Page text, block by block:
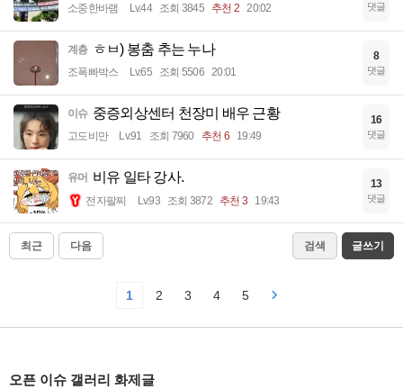
소중한바램 Lv.44 조회 3845 추천 2 20:02 댓글
계층 ㅎㅂ) 봉춤 추는 누나
조폭빠박스 Lv.65 조회 5506 20:01
8
댓글
이슈 중증외상센터 천장미 배우 근황
고도비만 Lv.91 조회 7960 추천 6 19:49
16
댓글
유머 비유 일타 강사.
전자팔찌 Lv.93 조회 3872 추천 3 19:43
13
댓글
최근 다음 검색 글쓰기
1 2 3 4 5
오픈 이슈 갤러리 화제글